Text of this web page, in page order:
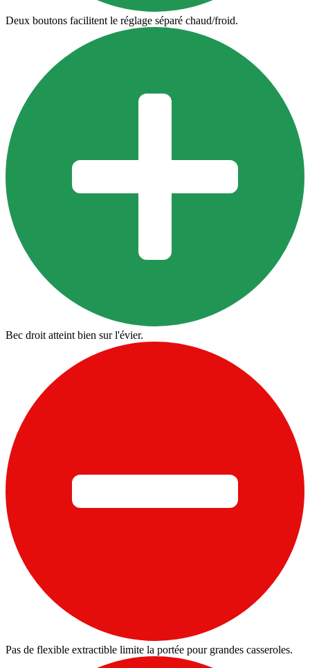
Deux boutons facilitent le réglage séparé chaud/froid.
Bec droit atteint bien sur l'évier.
Pas de flexible extractible limite la portée pour grandes casseroles.